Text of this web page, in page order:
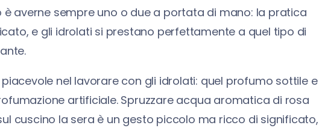
è averne sempre uno o due a portata di mano: la pratica
e gli idrolati si prestano perfettamente a quel tipo di
nel lavorare con gli idrolati: quel profumo sottile e
artificiale. Spruzzare acqua aromatica di rosa
cuscino la sera è un gesto piccolo ma ricco di significato,